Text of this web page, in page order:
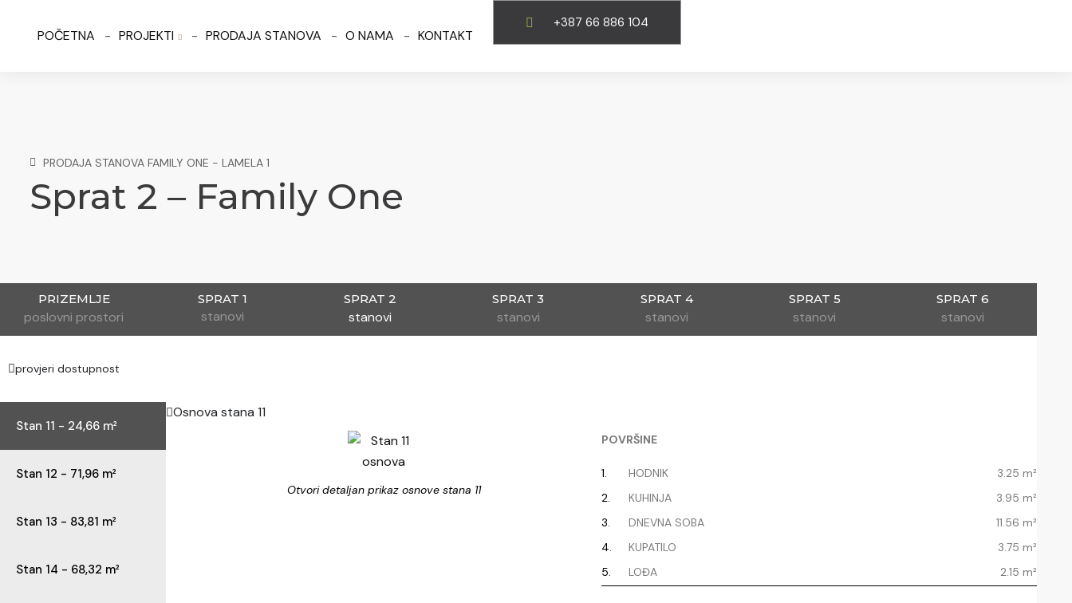
POČETNA PROJEKTI PRODAJA STANOVA O NAMA KONTAKT
+387 66 886 104
PRODAJA STANOVA FAMILY ONE - LAMELA 1
Sprat 2 – Family One
PRIZEMLJE
poslovni prostori
SPRAT 1
stanovi
SPRAT 2
stanovi
SPRAT 3
stanovi
SPRAT 4
stanovi
SPRAT 5
stanovi
SPRAT 6
stanovi
provjeri dostupnost
Stan 11 - 24,66 m²
Stan 12 - 71,96 m²
Stan 13 - 83,81 m²
Stan 14 - 68,32 m²
Osnova stana 11
Otvori detaljan prikaz osnove stana 11
POVRŠINE
1. HODNIK
3.25 m²
2.
KUHINJA
3.95 m²
3.
DNEVNA SOBA
11.56 m²
4.
KUPATILO
3.75 m²
5.
LOĐA 2.15 m²